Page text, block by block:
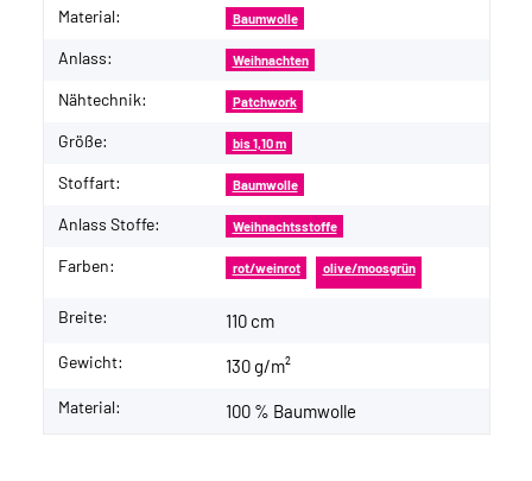
Material: Baumwolle
Anlass: Weihnachten
Nähtechnik: Patchwork
Größe: bis 1,10 m
Stoffart: Baumwolle
Anlass Stoffe: Weihnachtsstoffe
Farben: rot/weinrot olive/moosgrün
Breite: 110 cm
Gewicht: 130 g/m²
Material: 100 % Baumwolle